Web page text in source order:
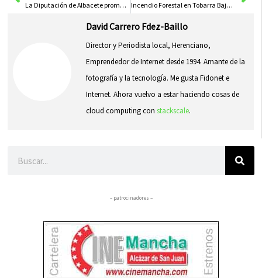
La Diputación de Albacete promueve la educación ambiental en escolares a través del Consorcio Provincial de Medio Ambiente Incendio Forestal en Tobarra Bajo Control tras Intensos Esfuerzos
David Carrero Fdez-Baillo
Director y Periodista local, Herenciano,
Emprendedor de Internet desde 1994. Amante de la
fotografía y la tecnología. Me gusta Fidonet e
Internet. Ahora vuelvo a estar haciendo cosas de
cloud computing con stackscale.
– patrocinadores –